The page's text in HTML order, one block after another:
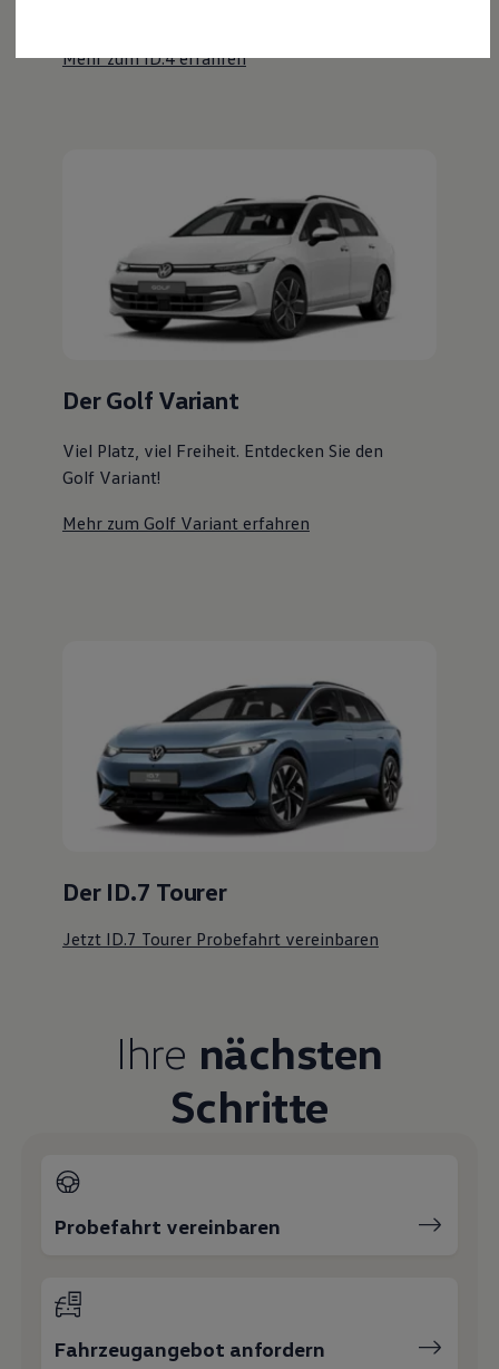
Entertainment und Elektronik
Updates für Software, Karten und Radio
Über Ihr Auto
Kundeninformationen
Volkswagen Kundenbetreuung
Warn- und Kontrollleuchten
Assistenzsysteme
Digitale Betriebsanleitung
Magazin
Lifestyle
Familie
Elektromobilität
Volkswagen R
Volkswagen Kundenbetreuung
Mehr zum ID.4 erfahren
Der Golf Variant
Viel Platz, viel Freiheit. Entdecken Sie den
Golf Variant!
Mehr zum Golf Variant erfahren
Der ID.7 Tourer
Jetzt ID.7 Tourer Probefahrt vereinbaren
Ihre nächsten
Schritte
Probefahrt vereinbaren
Fahrzeugangebot anfordern